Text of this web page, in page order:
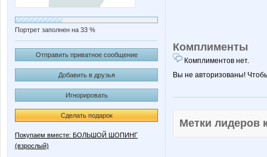
Портрет заполнен на 33 %
Отправить приватное сообщение
Добавить в друзья
Игнорировать
Сделать подарок
Покупаем вместе: БОЛЬШОЙ ШОПИНГ
(взрослый)
Комплименты
Комплиментов нет.
Вы не авторизованы!
Метки